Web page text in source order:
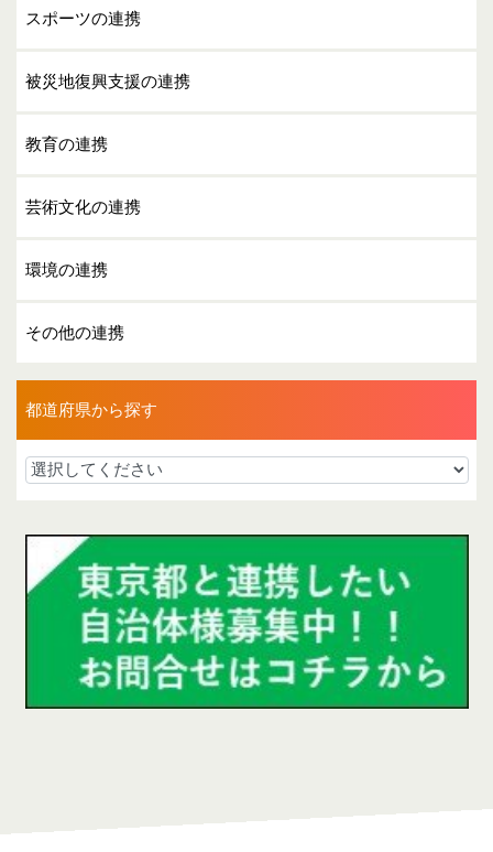
スポーツの連携
被災地復興支援の連携
教育の連携
芸術文化の連携
環境の連携
その他の連携
都道府県から探す